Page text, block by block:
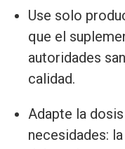
Use solo
que el
autoridades
calidad.
Adapte la
necesidades: